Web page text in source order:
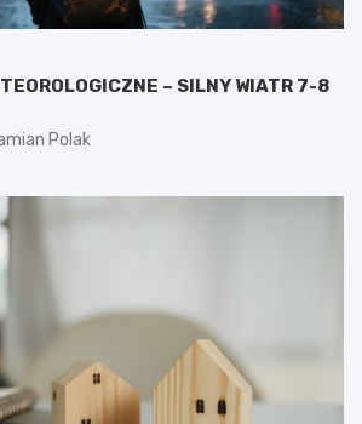
– SILNY WIATR 7-8
Polak